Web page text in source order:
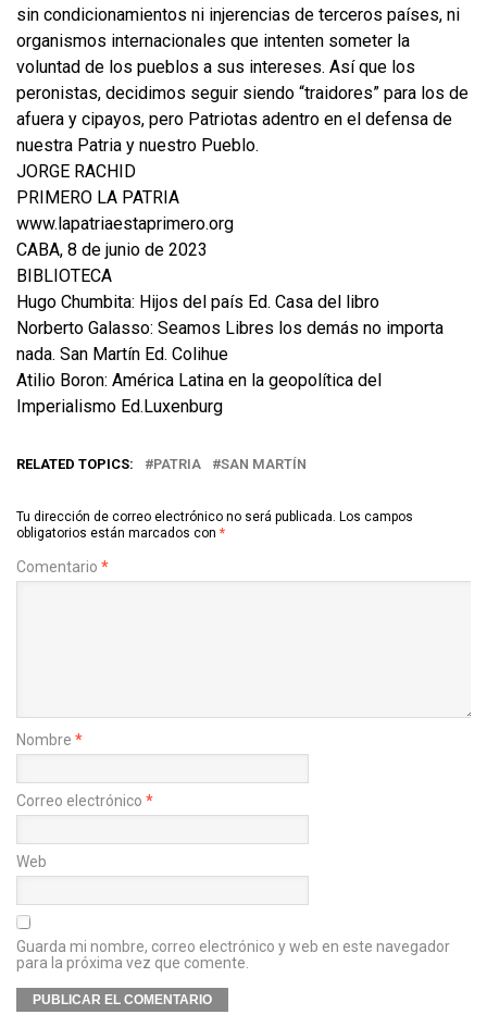
sin condicionamientos ni injerencias de terceros países, ni
organismos internacionales que intenten someter la
voluntad de los pueblos a sus intereses. Así que los
peronistas, decidimos seguir siendo “traidores” para los de
afuera y cipayos, pero Patriotas adentro en el defensa de
nuestra Patria y nuestro Pueblo.
JORGE RACHID
PRIMERO LA PATRIA
www.lapatriaestaprimero.org
CABA, 8 de junio de 2023
BIBLIOTECA
Hugo Chumbita: Hijos del país Ed. Casa del libro
Norberto Galasso: Seamos Libres los demás no importa
nada. San Martín Ed. Colihue
Atilio Boron: América Latina en la geopolítica del
Imperialismo Ed.Luxenburg
RELATED TOPICS: PATRIA SAN MARTÍN
Tu dirección de correo electrónico no será publicada. Los campos
obligatorios están marcados con *
Comentario *
Nombre *
Correo electrónico *
Web
Guarda mi nombre, correo electrónico y web en este navegador
para la próxima vez que comente.